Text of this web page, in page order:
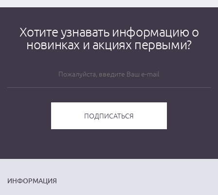
Хотите узнавать информацию о
новинках и акциях первыми?
ИНФОРМАЦИЯ